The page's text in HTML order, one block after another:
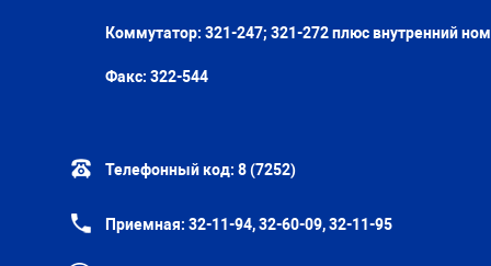
Коммутатор: 321-247; 321-272 плюс внутренний
Факс: 322-544
Телефонный код: 8 (7252)
Приемная: 32-11-94, 32-60-09, 32-11-95